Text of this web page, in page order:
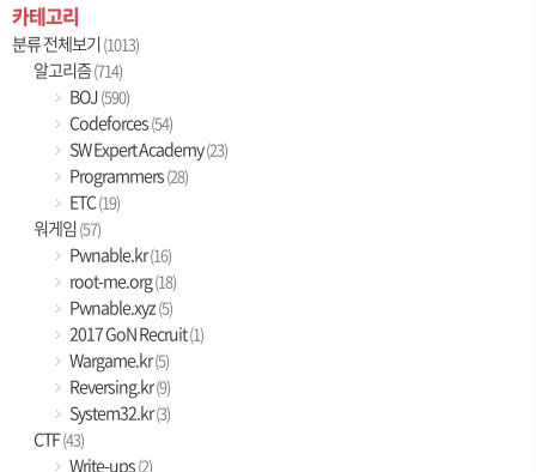
카테고리
분류 전체보기(1013)
알고리즘(714)
BOJ (590)
Codeforces(54)
SW Expert Academy(23)
Programmers(28)
ETC(19)
워게임(57)
Pwnable.kr(16)
root-me.org(18)
Pwnable.xyz(5)
2017 GoN Recruit(1)
Wargame.kr(5)
Reversing.kr(9)
System32.kr(3)
CTF(43)
Write-ups(2)